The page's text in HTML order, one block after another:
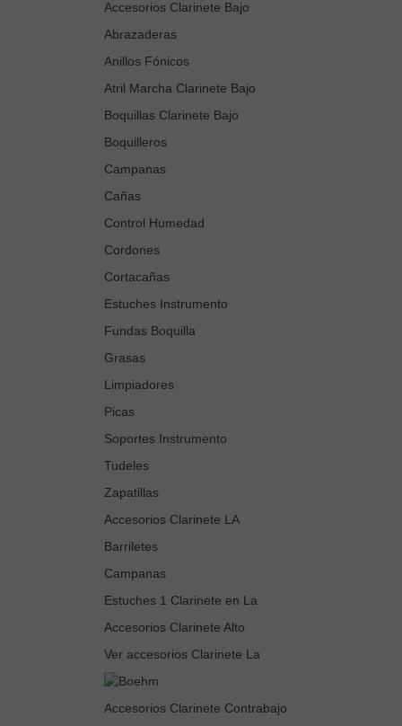
Accesorios Clarinete Bajo
Abrazaderas
Anillos Fónicos
Atril Marcha Clarinete Bajo
Boquillas Clarinete Bajo
Boquilleros
Campanas
Cañas
Control Humedad
Cordones
Cortacañas
Estuches Instrumento
Fundas Boquilla
Grasas
Limpiadores
Picas
Soportes Instrumento
Tudeles
Zapatillas
Accesorios Clarinete LA
Barriletes
Campanas
Estuches 1 Clarinete en La
Accesorios Clarinete Alto
Ver accesorios Clarinete La
Accesorios Clarinete Contrabajo